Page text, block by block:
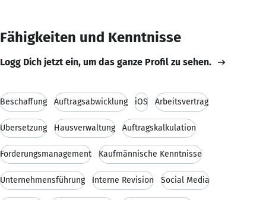
Fähigkeiten und Kenntnisse
Logg Dich jetzt ein, um das ganze Profil zu sehen.
Beschaffung Auftragsabwicklung iOS Arbeitsvertrag
Übersetzung Hausverwaltung Auftragskalkulation
Forderungsmanagement Kaufmännische Kenntnisse
Unternehmensführung Interne Revision Social Media